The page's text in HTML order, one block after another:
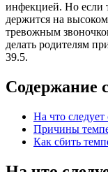
инфекцией. Но если
держится на высоком
тревожным
делать родителям
39.5.
Содержание
На что
Причины
Как сбить